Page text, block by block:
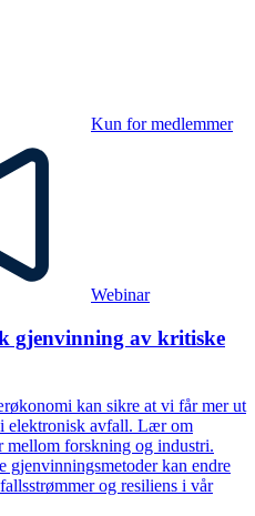
Kun for medlemmer
Webinar
gjenvinning av kritiske
kan sikre at vi får mer ut
elektronisk avfall. Lær om
mellom forskning og industri.
kan endre
og resiliens i vår